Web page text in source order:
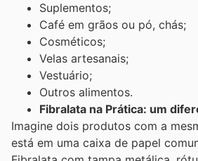
Suplementos;
Café em grãos ou pó, chás;
Cosméticos;
Velas artesanais;
Vestuário;
Outros alimentos.
Fibralata na Prática: um
Imagine dois produtos com a
está em uma caixa de papel